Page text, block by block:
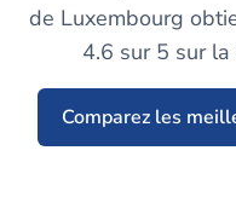
de Luxembourg
4.6 sur 5 sur
Comparez les